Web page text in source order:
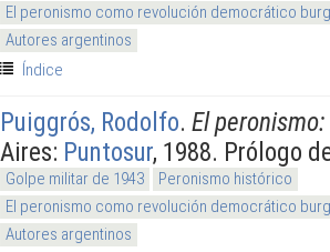
El peronismo como revolución democrático
Autores argentinos
Índice
Puiggrós, Rodolfo. El
Aires: Puntosur, 1988. Prólogo
Golpe militar de 1943
Peronismo histórico
El peronismo como revolución democrático
Autores argentinos